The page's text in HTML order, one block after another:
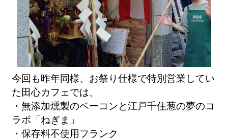
今回も昨年同様、お祭り仕様で特別営業してい
た田心カフェでは、
・無添加燻製のベーコンと江戸千住葱の夢のコ
ラボ「ねぎま」
・保存料不使用フランク